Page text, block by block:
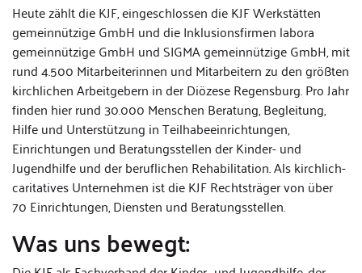
Heute zählt die KJF, eingeschlossen die KJF Werkstätten
gemeinnützige GmbH und die Inklusionsfirmen labora
gemeinnützige GmbH und SIGMA gemeinnützige GmbH, mit
rund 4.500 Mitarbeiterinnen und Mitarbeitern zu den größten
kirchlichen Arbeitgebern in der Diözese Regensburg. Pro Jahr
finden hier rund 30.000 Menschen Beratung, Begleitung,
Hilfe und Unterstützung in Teilhabeeinrichtungen,
Einrichtungen und Beratungsstellen der Kinder- und
Jugendhilfe und der beruflichen Rehabilitation. Als kirchlich-
caritatives Unternehmen ist die KJF Rechtsträger von über
70 Einrichtungen, Diensten und Beratungsstellen.
Was uns bewegt: